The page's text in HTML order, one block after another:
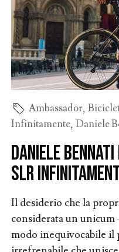
Ambassador,
Infinitamente, Daniele
Daniele
SLR
Il desiderio che la
considerata un
modo inequivocabile il